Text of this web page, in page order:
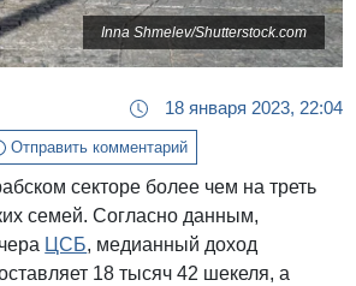
Inna Shmelev/Shutterstock.com
18 января 2023, 22:04
Отправить комментарий
секторе более чем на треть
семей. Согласно данным,
ЦСБ, медианный доход
18 тысяч 42 шекеля, а